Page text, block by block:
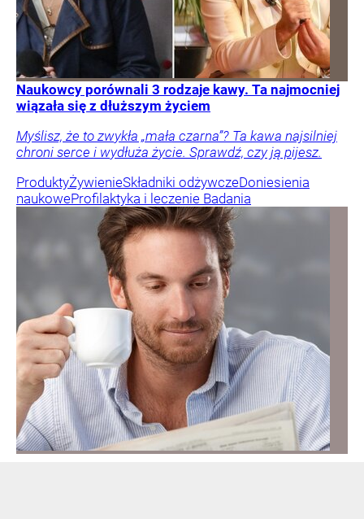
Naukowcy porównali 3 rodzaje kawy. Ta najmocniej
wiązała się z dłuższym życiem
Myślisz, że to zwykła „mała czarna”? Ta kawa najsilniej
chroni serce i wydłuża życie. Sprawdź, czy ją pijesz.
ProduktyŻywienieSkładniki odżywczeDoniesienia
naukoweProfilaktyka i leczenie Badania